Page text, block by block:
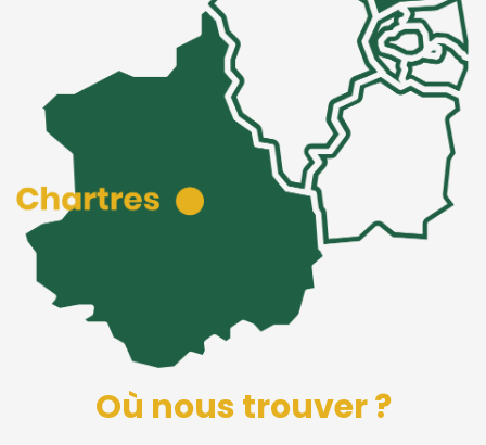
Où nous trouver ?